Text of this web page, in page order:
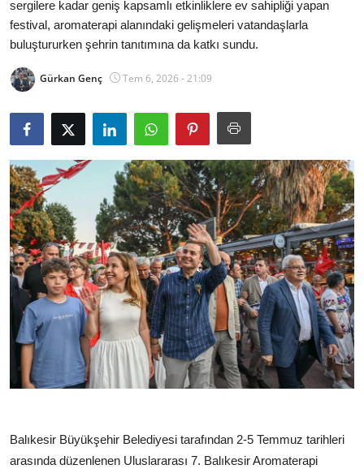
Kamu Kurumları ve Üst Kurullar
Resmi Reklamlar
sergilere kadar geniş kapsamlı etkinliklere ev sahipliği yapan
festival, aromaterapi alanındaki gelişmeleri vatandaşlarla
buluştururken şehrin tanıtımına da katkı sundu.
Gürkan Genç Tem 6, 2026 - 21:09
Balıkesir Büyükşehir Belediyesi tarafından 2-5 Temmuz tarihleri
arasında düzenlenen Uluslararası 7. Balıkesir Aromaterapi